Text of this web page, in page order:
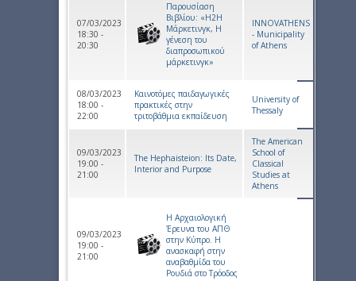
07/03/2023
18:30 -
20:30
Παρουσίαση
Βιβλίου: «H2H
Μάρκετινγκ, Η
γένεση του
διαπροσωπικού
μάρκετινγκ»
INNOVATHENS
- Municipality
of Athens
08/03/2023
18:00 -
22:00
Καινοτόμες παιδαγωγικές
πρακτικές στην
τριτοβάθμια εκπαίδευση
University of
Thessaly
09/03/2023
19:00 -
21:00
The Hephaisteion: Its Date,
Interior and Purpose
The American
School of
Classical
Studies at
Athens
09/03/2023
19:00 -
21:00
Η Αρχαιολογική
Έρευνα του ΑΠΘ
στην Κύπρο. Η
ανασκαφή στην
αναβαθμίδα του
Ρουδιά στο Τρόοδος